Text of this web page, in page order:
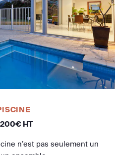
200€ HT
n’est pas seulement un